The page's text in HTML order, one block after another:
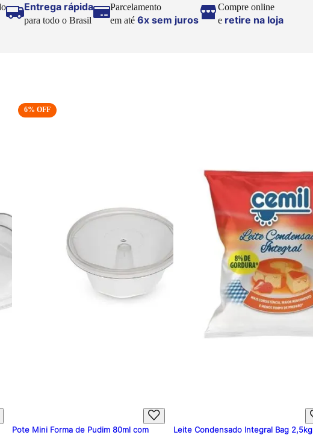
Entrega rápida
para todo o Brasil
Parcelamento
em até 6x sem juros
Compre online
e retire na loja
6% OFF
Pote Mini Forma de Pudim 80ml com
Leite Condensado Integral Bag 2,5kg